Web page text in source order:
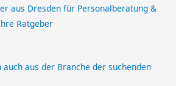
aus Dresden für Personalberatung &
Ratgeber